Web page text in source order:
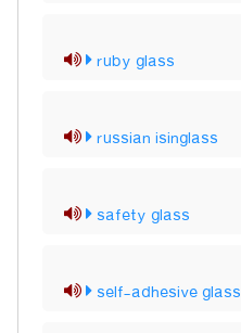
ruby glass
russian isinglass
safety glass
self-adhesive glass